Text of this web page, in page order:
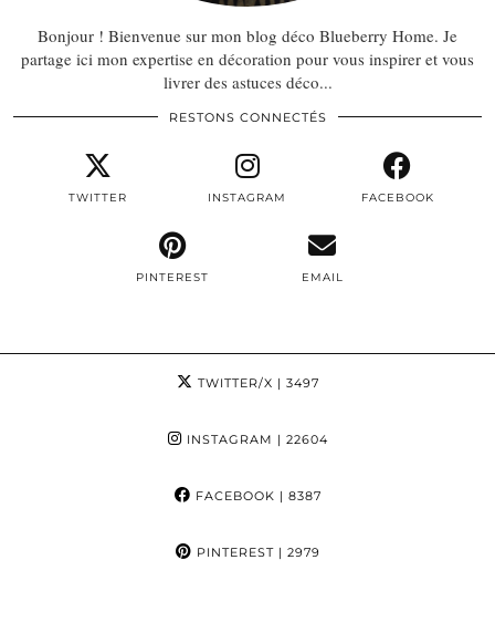
Bonjour ! Bienvenue sur mon blog déco Blueberry Home. Je
partage ici mon expertise en décoration pour vous inspirer et vous
livrer des astuces déco...
RESTONS CONNECTÉS
TWITTER INSTAGRAM FACEBOOK
PINTEREST EMAIL
TWITTER/X | 3497
INSTAGRAM | 22604
FACEBOOK | 8387
PINTEREST| 2979